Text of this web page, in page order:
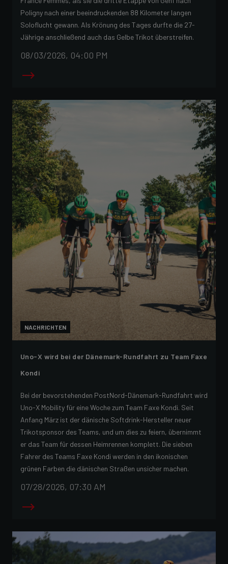
Poligny nach einer beeindruckenden 88 Kilometer langen
Soloflucht gewann. Als Krönung des Tages durfte die 27-
Jährige anschließend auch das Gelbe Trikot überstreifen.
08/03/2026, 04:00 PM
NACHRICHTEN
Uno-X wird bei der Dänemark-Rundfahrt zu Team Faxe
Kondi
Bei der bevorstehenden PostNord-Dänemark-Rundfahrt wird
Uno-X Mobility für eine Woche zum Team Faxe Kondi. Seit
Anfang März ist der dänische Softdrink-Hersteller neuer
Trikotsponsor des Teams, und um dies zu feiern, übernimmt
er das Team für dessen Heimrennen komplett. Die sieben
Fahrer des Teams Faxe Kondi werden in den ikonischen
grünen Farben die dänischen Straßen unsicher machen.
07/28/2026, 07:30 AM